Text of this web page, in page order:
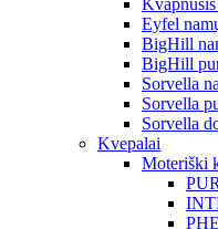
Kvapnusis
Eyfel
BigHill
BigHill
Sorvella
Sorvella
Sorvella
Kvepalai
Moteriški